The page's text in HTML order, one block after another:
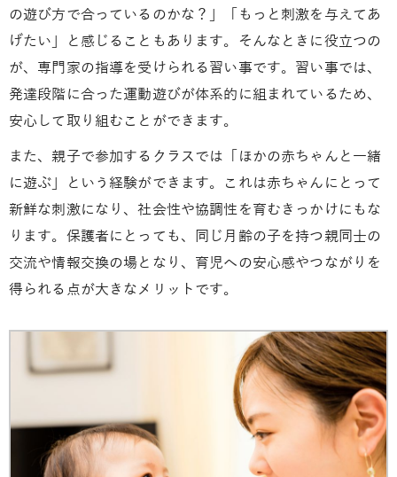
の遊び方で合っているのかな？」「もっと刺激を与えてあ
げたい」と感じることもあります。そんなときに役立つの
が、専門家の指導を受けられる習い事です。習い事では、
発達段階に合った運動遊びが体系的に組まれているため、
安心して取り組むことができます。
また、親子で参加するクラスでは「ほかの赤ちゃんと一緒
に遊ぶ」という経験ができます。これは赤ちゃんにとって
新鮮な刺激になり、社会性や協調性を育むきっかけにもな
ります。保護者にとっても、同じ月齢の子を持つ親同士の
交流や情報交換の場となり、育児への安心感やつながりを
得られる点が大きなメリットです。